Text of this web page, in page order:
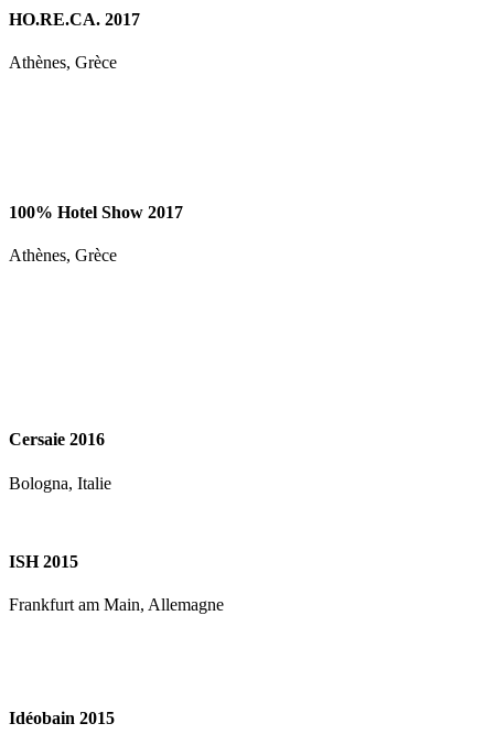
HO.RE.CA. 2017
Athènes, Grèce
100% Hotel Show 2017
Athènes, Grèce
Cersaie 2016
Bologna, Italie
ISH 2015
Frankfurt am Main, Allemagne
Idéobain 2015